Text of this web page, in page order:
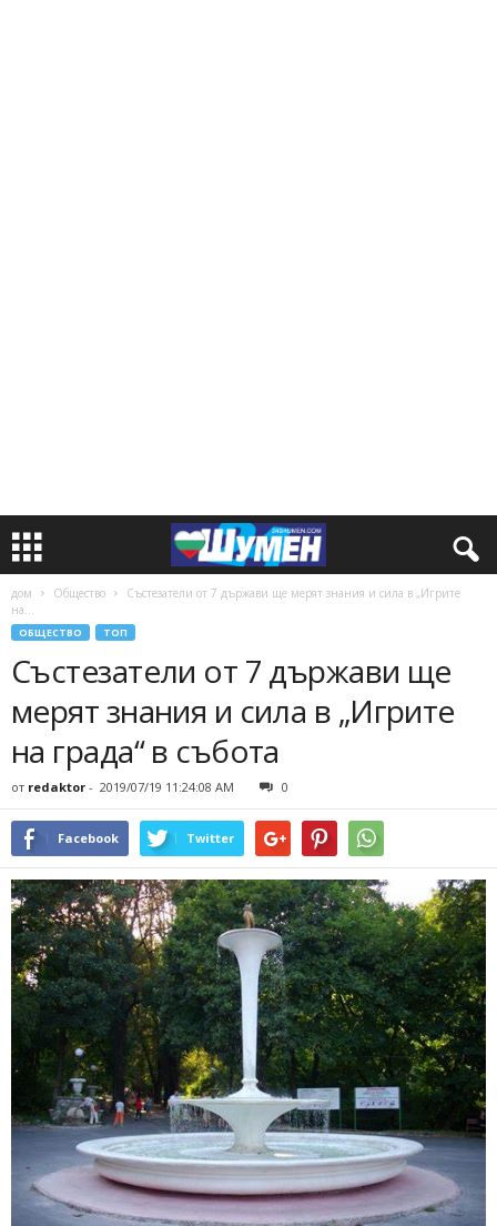
дом Общество
Състезатели от 7 държави ще мерят знания и сила в „Игрите
на...
ОБЩЕСТВО ТОП
Състезатели от 7 държави ще
мерят знания и сила в „Игрите
на града“ в събота
от redaktor - 2019/07/19 11:24:08 AM 0
Facebook Twitter